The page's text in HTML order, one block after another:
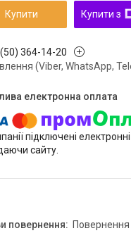
Купити Купити з
364-14-20
(Viber, WhatsApp,
підключені
сайту.